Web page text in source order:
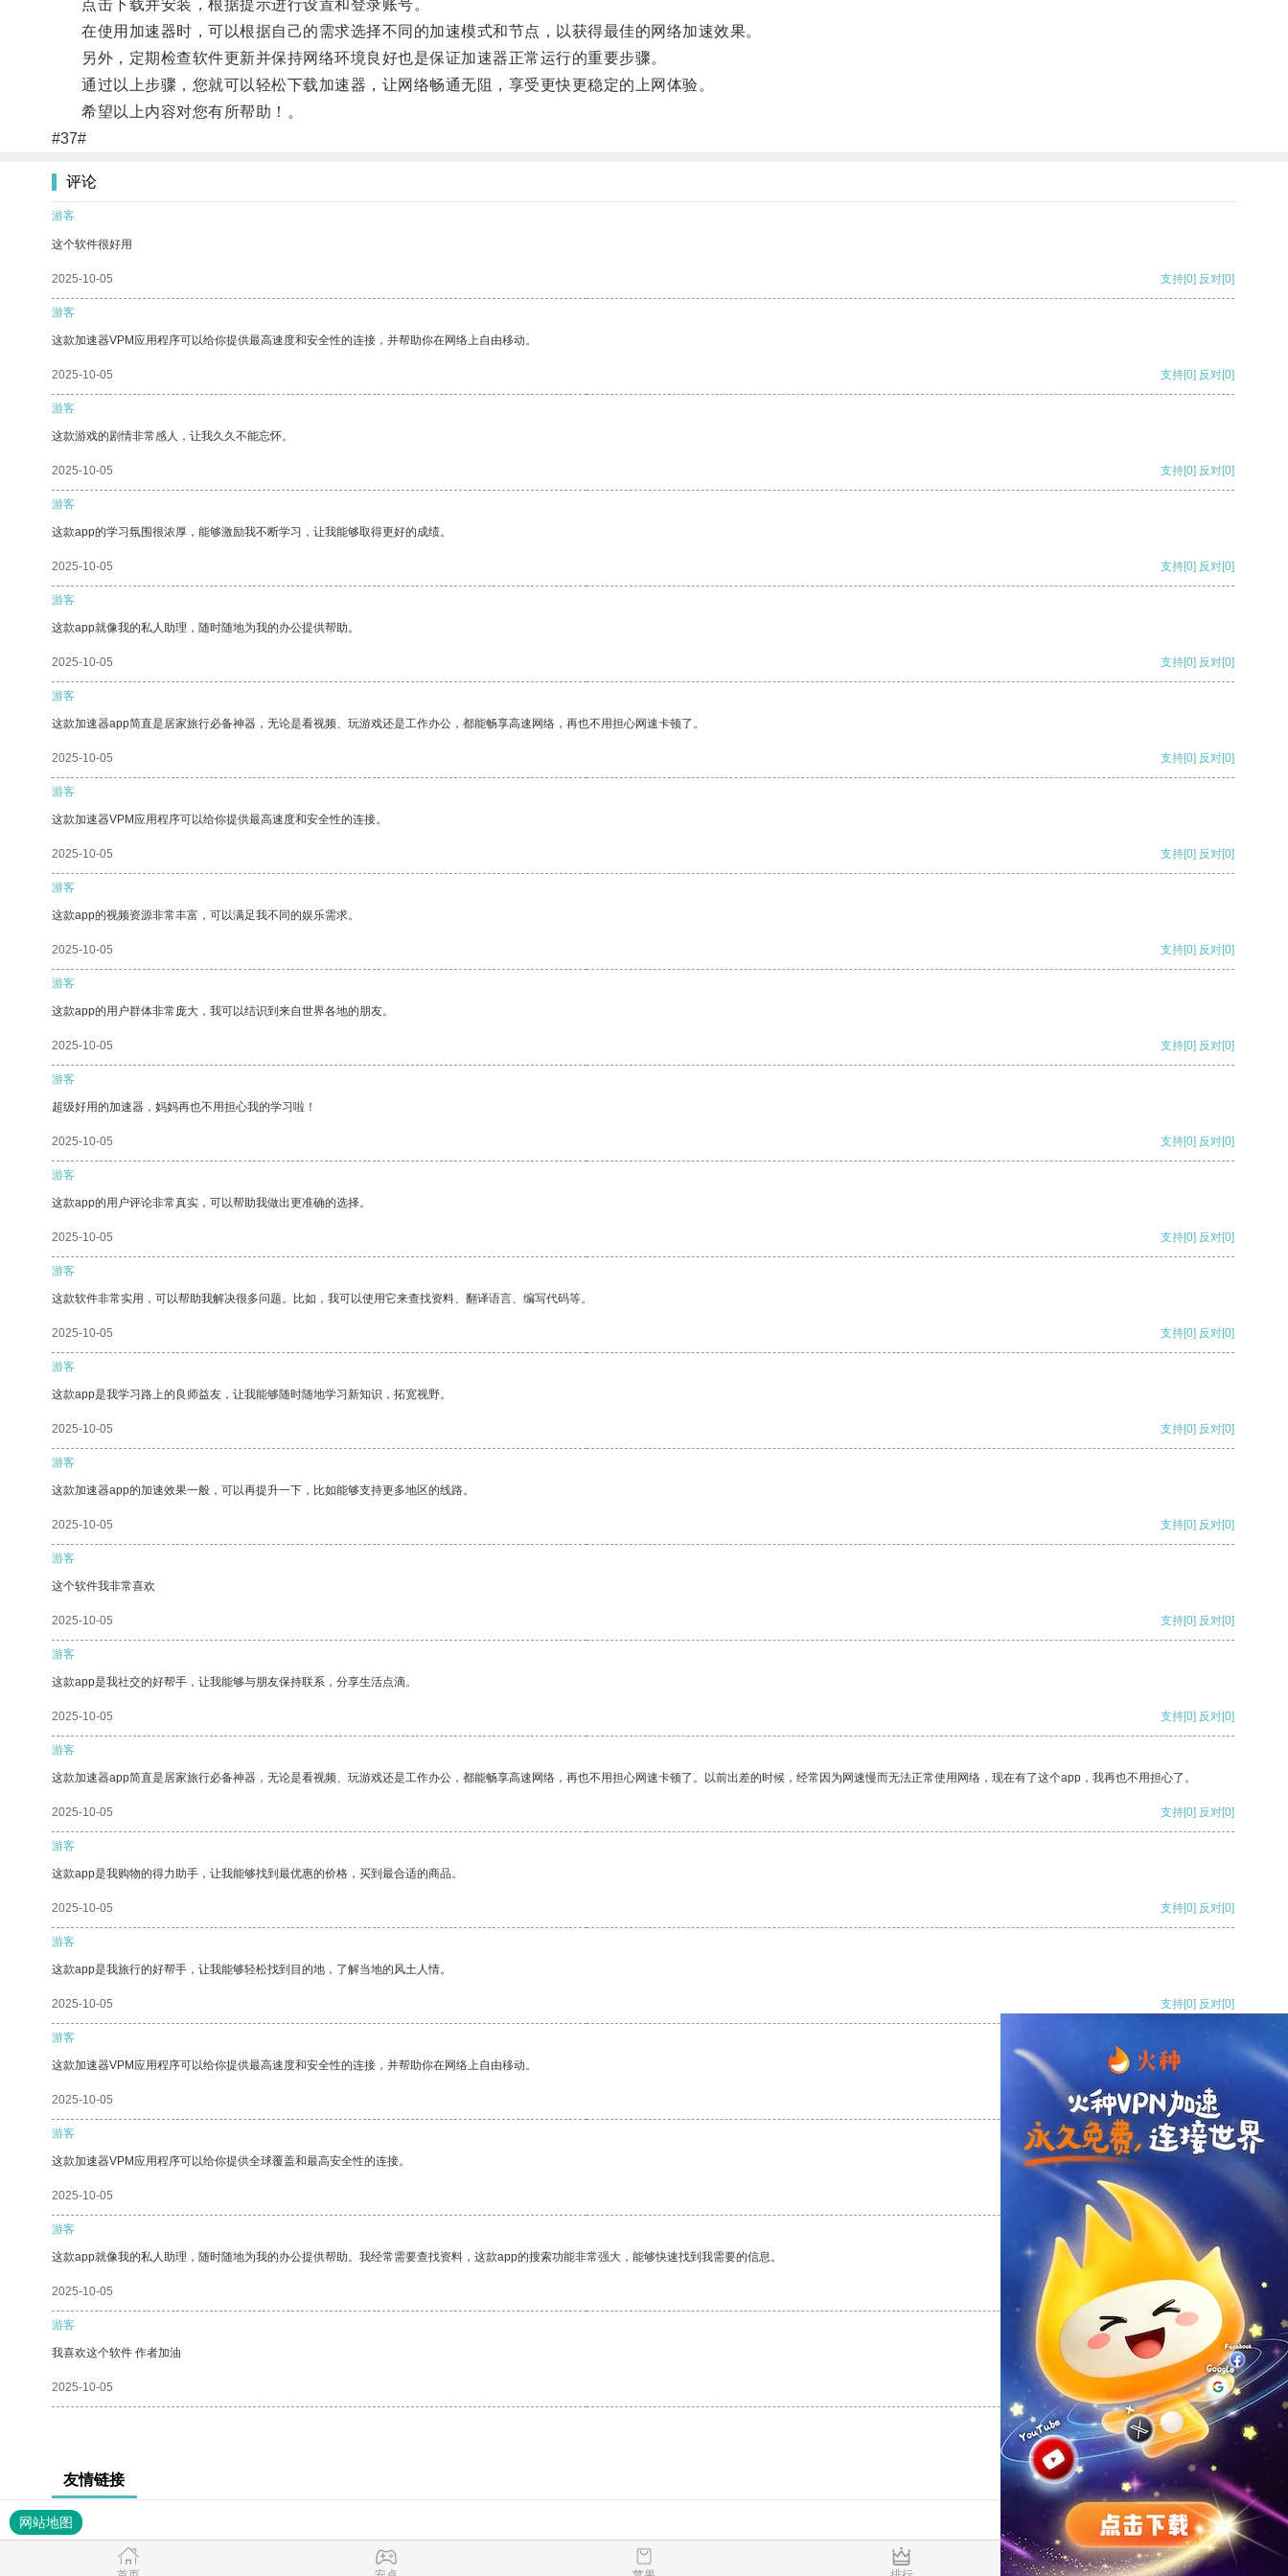
点击下载并安装，根据提示进行设置和登录账号。
在使用加速器时，可以根据自己的需求选择不同的加速模式和节点，以获得最佳的网络加速效果。
另外，定期检查软件更新并保持网络环境良好也是保证加速器正常运行的重要步骤。
通过以上步骤，您就可以轻松下载加速器，让网络畅通无阻，享受更快更稳定的上网体验。
希望以上内容对您有所帮助！。
#37#
评论
游客
这个软件很好用
2025-10-05 支持[0] 反对[0]
游客
这款加速器VPM应用程序可以给你提供最高速度和安全性的连接，并帮助你在网络上自由移动。
2025-10-05 支持[0] 反对[0]
游客
这款游戏的剧情非常感人，让我久久不能忘怀。
2025-10-05 支持[0] 反对[0]
游客
这款app的学习氛围很浓厚，能够激励我不断学习，让我能够取得更好的成绩。
2025-10-05 支持[0] 反对[0]
游客
这款app就像我的私人助理，随时随地为我的办公提供帮助。
2025-10-05 支持[0] 反对[0]
游客
这款加速器app简直是居家旅行必备神器，无论是看视频、玩游戏还是工作办公，都能畅享高速网络，再也不用担心网速卡顿了。
2025-10-05 支持[0] 反对[0]
游客
这款加速器VPM应用程序可以给你提供最高速度和安全性的连接。
2025-10-05 支持[0] 反对[0]
游客
这款app的视频资源非常丰富，可以满足我不同的娱乐需求。
2025-10-05 支持[0] 反对[0]
游客
这款app的用户群体非常庞大，我可以结识到来自世界各地的朋友。
2025-10-05 支持[0] 反对[0]
游客
超级好用的加速器，妈妈再也不用担心我的学习啦！
2025-10-05 支持[0] 反对[0]
游客
这款app的用户评论非常真实，可以帮助我做出更准确的选择。
2025-10-05 支持[0] 反对[0]
游客
这款软件非常实用，可以帮助我解决很多问题。比如，我可以使用它来查找资料、翻译语言、编写代码等。
2025-10-05 支持[0] 反对[0]
游客
这款app是我学习路上的良师益友，让我能够随时随地学习新知识，拓宽视野。
2025-10-05 支持[0] 反对[0]
游客
这款加速器app的加速效果一般，可以再提升一下，比如能够支持更多地区的线路。
2025-10-05 支持[0] 反对[0]
游客
这个软件我非常喜欢
2025-10-05 支持[0] 反对[0]
游客
这款app是我社交的好帮手，让我能够与朋友保持联系，分享生活点滴。
2025-10-05 支持[0] 反对[0]
游客
这款加速器app简直是居家旅行必备神器，无论是看视频、玩游戏还是工作办公，都能畅享高速网络，再也不用担心网速卡顿了。以前出差的时候，经常因为网速慢而无法正常使用网络，现在有了这个app，我再也不用担心了。
2025-10-05 支持[0] 反对[0]
游客
这款app是我购物的得力助手，让我能够找到最优惠的价格，买到最合适的商品。
2025-10-05 支持[0] 反对[0]
游客
这款app是我旅行的好帮手，让我能够轻松找到目的地，了解当地的风土人情。
2025-10-05 支持[0] 反对[0]
游客
这款加速器VPM应用程序可以给你提供最高速度和安全性的连接，并帮助你在网络上自由移动。
2025-10-05 支持[0] 反对
游客
这款加速器VPM应用程序可以给你提供全球覆盖和最高安全性的连接。
2025-10-05 支持
游客
这款app就像我的私人助理，随时随地为我的办公提供帮助。我经常需要查找资料，这款app的搜索功能非常强大，能够快速找到我需要的信息。
2025-10-05 反对 [0]
游客
我喜欢这个软件 作者加油
2025-10-05 支持[0] 反对[0]
友情链接
网站地图